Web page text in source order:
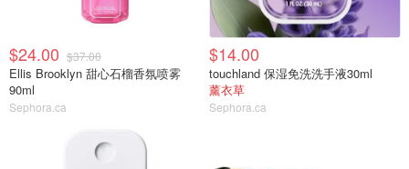
$24.00 $37.00
Ellis Brooklyn 甜心石榴香氛喷雾
90ml
Sephora.ca
$14.00
touchland 保湿免洗洗手液30ml
薰衣草
Sephora.ca